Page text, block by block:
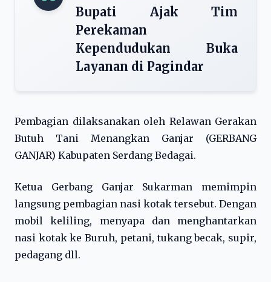
Bupati Ajak Tim
Perekaman
Kependudukan Buka
Layanan di Pagindar
Pembagian dilaksanakan oleh Relawan Gerakan
Butuh Tani Menangkan Ganjar (GERBANG
GANJAR) Kabupaten Serdang Bedagai.
Ketua Gerbang Ganjar Sukarman memimpin
langsung pembagian nasi kotak tersebut. Dengan
mobil keliling, menyapa dan menghantarkan
nasi kotak ke Buruh, petani, tukang becak, supir,
pedagang dll.